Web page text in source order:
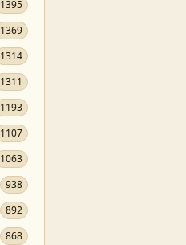
1395
1369
1314
1311
1193
1107
1063
938
892
868